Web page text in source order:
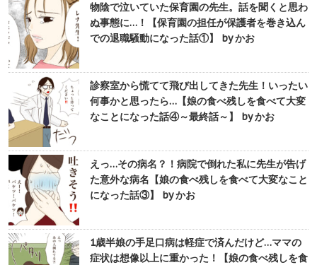
物陰で泣いていた保育園の先生。話を聞くと思わ
ぬ事態に…！【保育園の担任が保護者を巻き込ん
での退職騒動になった話①】 by かお
診察室から慌てて飛び出してきた先生！いったい
何事かと思ったら…【娘の食べ残しを食べて大変
なことになった話④～最終話～】 by かお
えっ…その病名？！病院で倒れた私に先生が告げ
た意外な病名【娘の食べ残しを食べて大変なこと
になった話③】 by かお
1歳半娘の手足口病は軽症で済んだけど…ママの
症状は想像以上に重かった！【娘の食べ残しを食